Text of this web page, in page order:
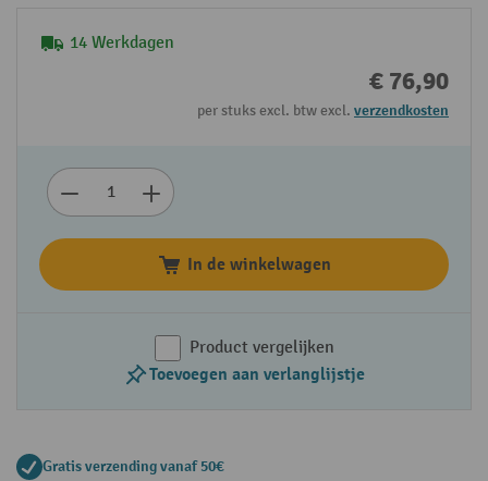
14 Werkdagen
€ 76,90
per stuks excl. btw excl. verzendkosten
In de winkelwagen
Product vergelijken
Toevoegen aan verlanglijstje
Gratis verzending vanaf 50€